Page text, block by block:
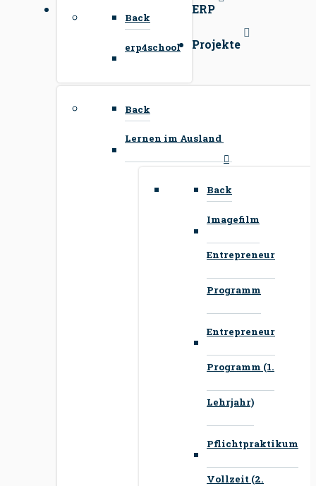
ERP
Back
erp4school Projekte
Back
Lernen im Ausland
Back
Imagefilm
Entrepreneur
Programm
Entrepreneur
Programm (1.
Lehrjahr)
Pflichtpraktikum
Vollzeit (2.